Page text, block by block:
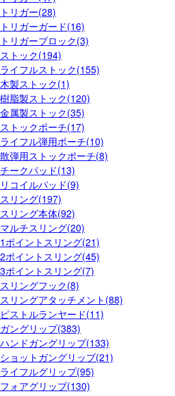
トリガー(28)
トリガーガード(16)
トリガーブロック(3)
ストック(194)
ライフルストック(155)
木製ストック(1)
樹脂製ストック(120)
金属製ストック(35)
ストックポーチ(17)
ライフル弾用ポーチ(10)
散弾用ストックポーチ(8)
チークパッド(13)
リコイルパッド(9)
スリング(197)
スリング本体(92)
マルチスリング(20)
1ポイントスリング(21)
2ポイントスリング(45)
3ポイントスリング(7)
スリングフック(8)
スリングアタッチメント(88)
ピストルランヤード(11)
ガングリップ(383)
ハンドガングリップ(133)
ショットガングリップ(21)
ライフルグリップ(95)
フォアグリップ(130)